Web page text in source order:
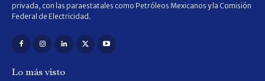
privada, con las paraestatales como Petróleos Mexicanos y la Comisión
Federal de Electricidad.
Lo más visto